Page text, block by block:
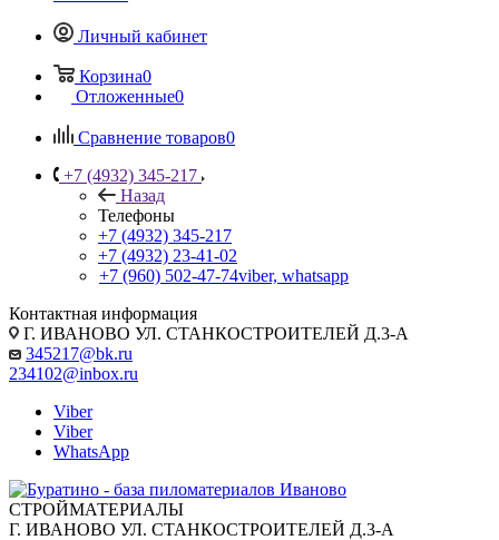
Личный кабинет
Корзина0
Отложенные0
Сравнение товаров0
+7 (4932) 345-217
Назад
Телефоны
+7 (4932) 345-217
+7 (4932) 23-41-02
+7 (960) 502-47-74viber, whatsapp
Контактная информация
Г. ИВАНОВО УЛ. СТАНКОСТРОИТЕЛЕЙ Д.3-А
345217@bk.ru
234102@inbox.ru
Viber
Viber
WhatsApp
СТРОЙМАТЕРИАЛЫ
Г. ИВАНОВО УЛ. СТАНКОСТРОИТЕЛЕЙ Д.3-А